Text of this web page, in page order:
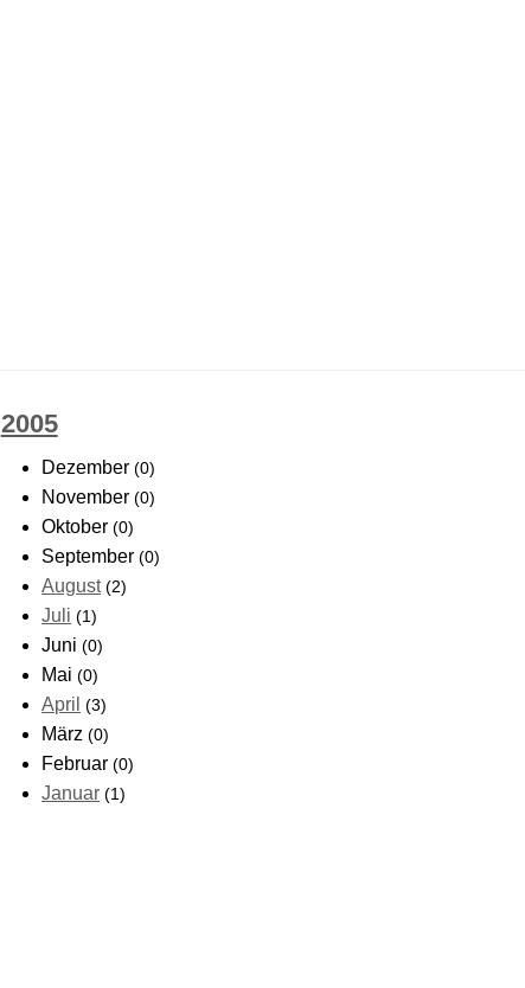
2005
Dezember(0)
November(0)
Oktober(0)
September(0)
August (2)
Juli (1)
Juni(0)
Mai(0)
April (3)
März(0)
Februar(0)
Januar (1)